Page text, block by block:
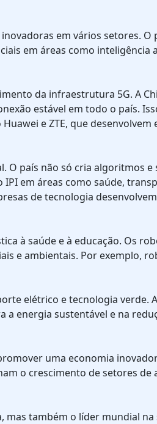
em vários setores. O
em áreas como inteligência
da infraestrutura 5G. A
estável em todo o país.
e ZTE, que
país não só cria algoritmos e
em áreas como saúde,
de tecnologia
à saúde e à educação. Os
e ambientais. Por exemplo,
elétrico e tecnologia verde.
energia sustentável e na
uma economia
o crescimento de setores
mas também o líder mundial na